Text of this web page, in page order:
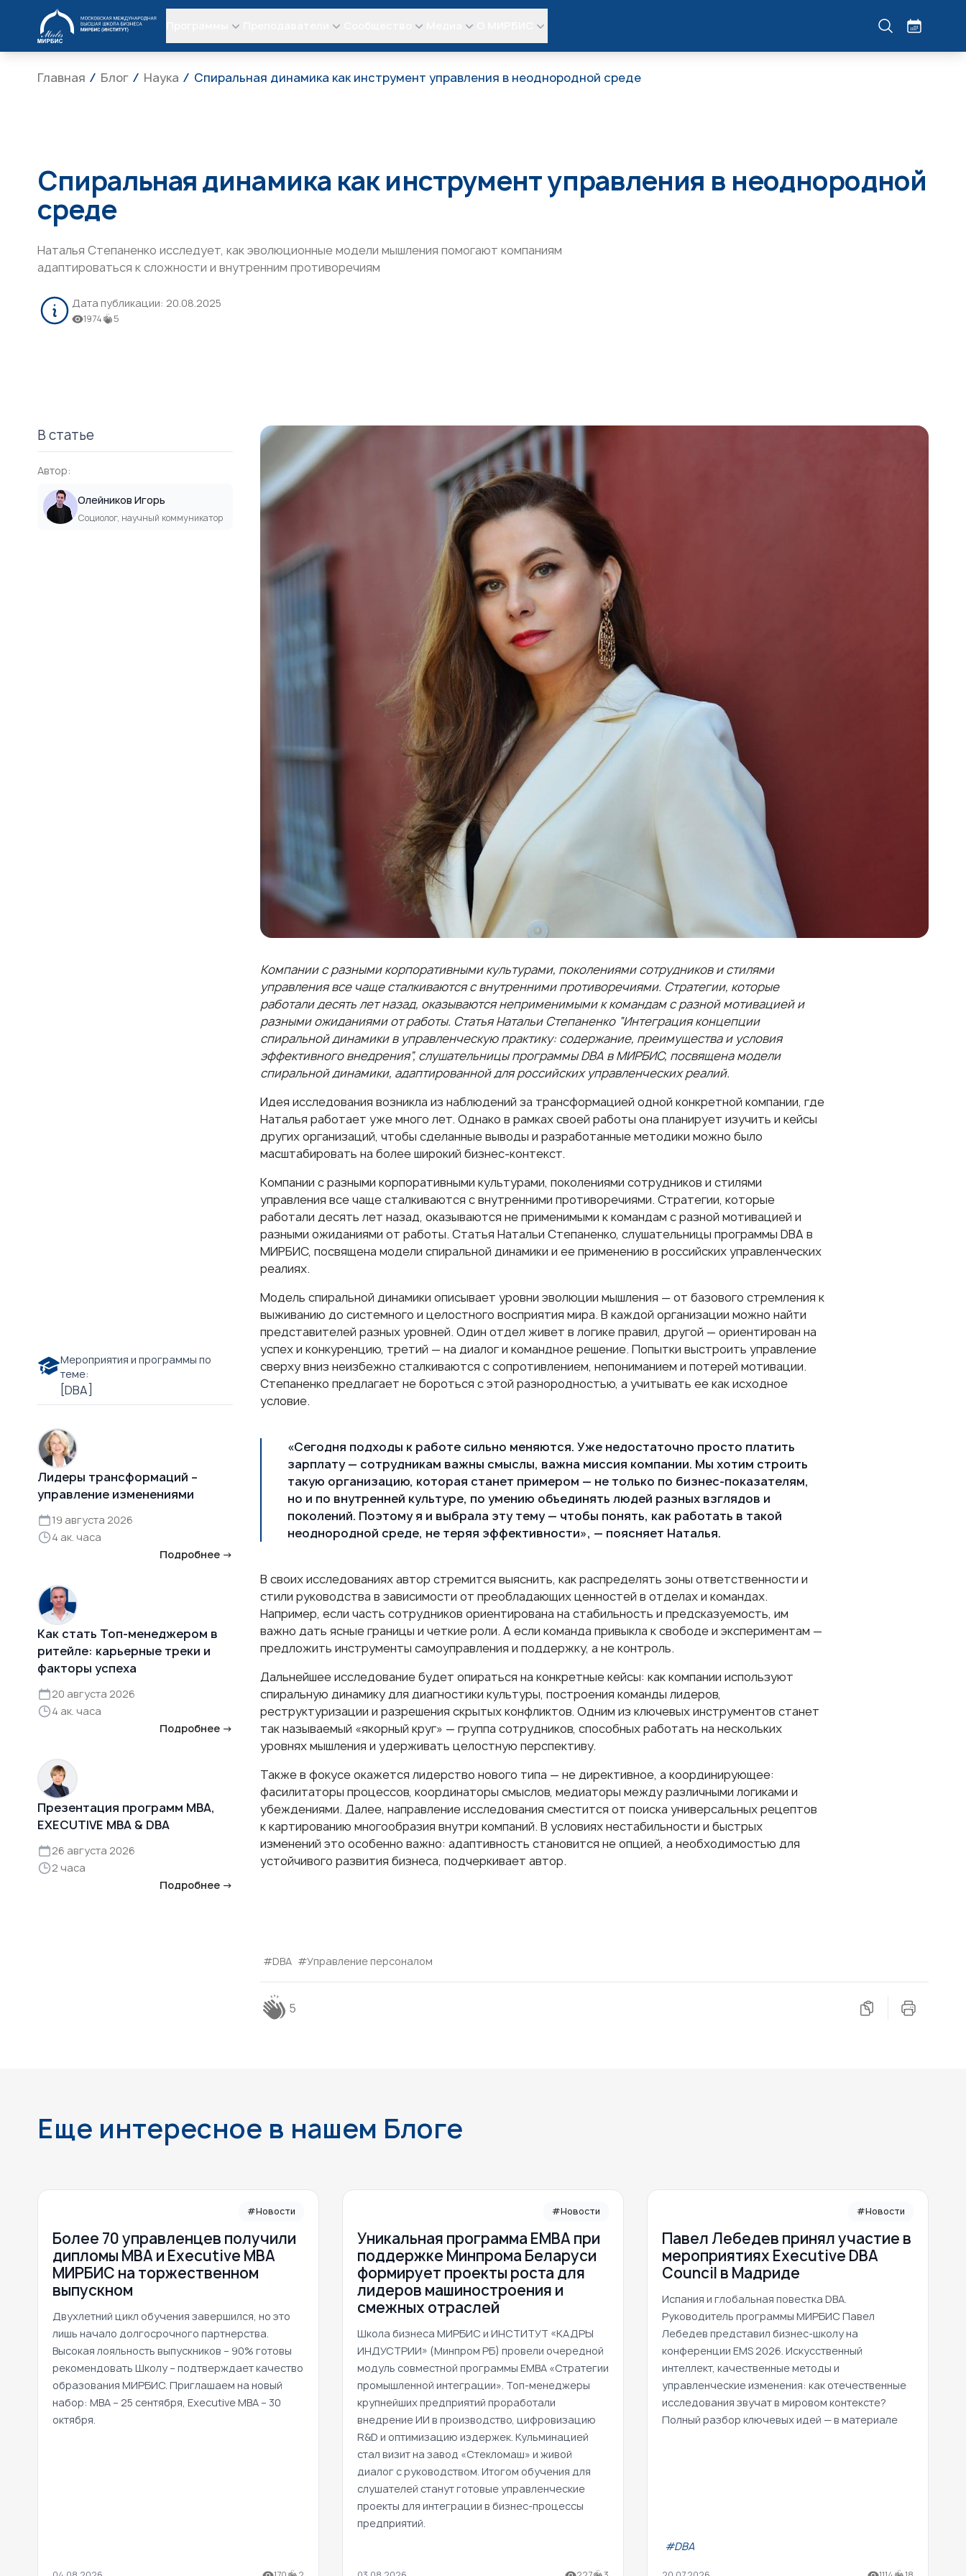
МИРБИС
Главная Блог Наука Спиральная динамика как инструмент управления в неоднородной среде
Спиральная динамика как инструмент управления в неоднородной
среде
Наталья Степаненко исследует, как эволюционные модели мышления помогают компаниям
адаптироваться к сложности и внутренним противоречиям
Дата публикации: 20.08.2025
1974 5
В статье
Автор:
Олейников Игорь
Социолог, научный коммуникатор
Компании с разными корпоративными культурами, поколениями сотрудников и стилями
управления все чаще сталкиваются с внутренними противоречиями. Стратегии, которые
работали десять лет назад, оказываются неприменимыми к командам с разной мотивацией и
разными ожиданиями от работы. Статья Натальи Степаненко “Интеграция концепции
спиральной динамики в управленческую практику: содержание, преимущества и условия
эффективного внедрения”, слушательницыпрограммы DBAв МИРБИС, посвящена модели
спиральной динамики, адаптированной для российских управленческих реалий.
Идея исследования возникла из наблюдений за трансформацией одной конкретной компании, где
Наталья работает уже много лет. Однако в рамках своей работы она планирует изучить и кейсы
других организаций, чтобы сделанные выводы и разработанные методики можно было
масштабировать на более широкий бизнес-контекст.
Компании с разными корпоративными культурами, поколениями сотрудников и стилями
управления все чаще сталкиваются с внутренними противоречиями. Стратегии, которые
работали десять лет назад, оказываются не применимыми к командам с разной мотивацией и
разными ожиданиями от работы. Статья Натальи Степаненко, слушательницы программы DBA в
МИРБИС, посвящена модели спиральной динамики и ее применению в российских управленческих
реалиях.
Модель спиральной динамики описывает уровни эволюции мышления — от базового стремления к
выживанию до системного и целостного восприятия мира. В каждой организации можно найти
представителей разных уровней. Один отдел живет в логике правил, другой — ориентирован на
успех и конкуренцию, третий — на диалог и командное решение. Попытки выстроить управление
сверху вниз неизбежно сталкиваются с сопротивлением, непониманием и потерей мотивации.
Степаненко предлагает не бороться с этой разнородностью, а учитывать ее как исходное
условие.
«Сегодня подходы к работе сильно меняются. Уже недостаточно просто платить
зарплату — сотрудникам важны смыслы, важна миссия компании. Мы хотим строить
такую организацию, которая станет примером — не только по бизнес-показателям,
но и по внутренней культуре, по умению объединять людей разных взглядов и
поколений. Поэтому я и выбрала эту тему — чтобы понять, как работать в такой
неоднородной среде, не теряя эффективности», — поясняет Наталья.
В своих исследованиях автор стремится выяснить, как распределять зоны ответственности и
стили руководства в зависимости от преобладающих ценностей в отделах и командах.
Например, если часть сотрудников ориентирована на стабильность и предсказуемость, им
важно дать ясные границы и четкие роли. А если команда привыкла к свободе и экспериментам —
предложить инструменты самоуправления и поддержку, а не контроль.
Дальнейшее исследование будет опираться на конкретные кейсы: как компании используют
спиральную динамику для диагностики культуры, построения команды лидеров,
реструктуризации и разрешения скрытых конфликтов. Одним из ключевых инструментов станет
так называемый «якорный круг» — группа сотрудников, способных работать на нескольких
уровнях мышления и удерживать целостную перспективу.
Также в фокусе окажется лидерство нового типа — не директивное, а координирующее:
фасилитаторы процессов, координаторы смыслов, медиаторы между различными логиками и
убеждениями. Далее, направление исследования сместится от поиска универсальных рецептов
к картированию многообразия внутри компаний. В условиях нестабильности и быстрых
изменений это особенно важно: адаптивность становится не опцией, а необходимостью для
устойчивого развития бизнеса, подчеркивает автор.
Мероприятия и программы по
теме:
[DBA]
Лидеры трансформаций –
управление изменениями
19 августа 2026
4 ак. часа
Подробнее →
Как стать Топ-менеджером в
ритейле: карьерные треки и
факторы успеха
20 августа 2026
4 ак. часа
Подробнее →
Презентация программ MBA,
EXECUTIVE MBA & DBA
26 августа 2026
2 часа
Подробнее →
#DBA #Управление персоналом
5
Еще интересное в нашем Блоге
#Новости
Более 70 управленцев получили
дипломы MBA и Executive MBA
МИРБИС на торжественном
выпускном
Двухлетний цикл обучения завершился, но это
лишь начало долгосрочного партнерства.
Высокая лояльность выпускников – 90% готовы
рекомендовать Школу – подтверждает качество
образования МИРБИС. Приглашаем на новый
набор: MBA – 25 сентября, Executive MBA – 30
октября.
#Новости
Уникальная программа ЕМВА при
поддержке Минпрома Беларуси
формирует проекты роста для
лидеров машиностроения и
смежных отраслей
Школа бизнеса МИРБИС и ИНСТИТУТ «КАДРЫ
ИНДУСТРИИ» (Минпром РБ) провели очередной
модуль совместной программы EMBA «Стратегии
промышленной интеграции». Топ-менеджеры
крупнейших предприятий проработали
внедрение ИИ в производство, цифровизацию
R&D и оптимизацию издержек. Кульминацией
стал визит на завод «Стекломаш» и живой
диалог с руководством. Итогом обучения для
слушателей станут готовые управленческие
проекты для интеграции в бизнес-процессы
предприятий.
#Новости
Павел Лебедев принял участие в
мероприятиях Executive DBA
Council в Мадриде
Испания и глобальная повестка DBA.
Руководитель программы МИРБИС Павел
Лебедев представил бизнес-школу на
конференции EMS 2026. Искусственный
интеллект, качественные методы и
управленческие изменения: как отечественные
исследования звучат в мировом контексте?
Полный разбор ключевых идей — в материале
#DBA